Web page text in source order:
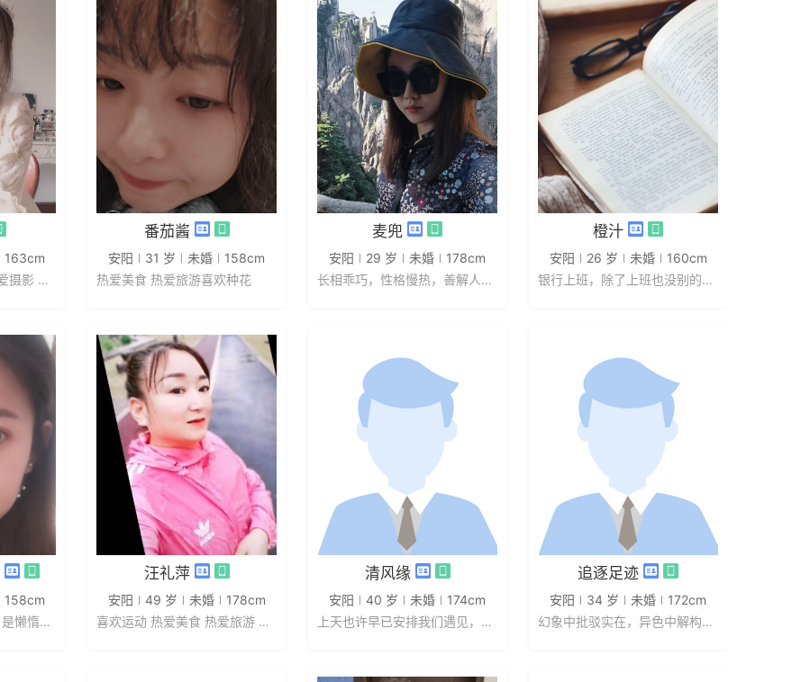
163cm
喜欢运动 热爱美食 热爱摄影 我合...
发私信
番茄酱
安阳 31 岁 未婚
158cm
热爱美食 热爱旅游喜欢种花
发私信
麦兜
安阳 29 岁 未婚
178cm
长相乖巧，性格慢热，善解人意，心...
发私信
橙汁
安阳 26 岁 未婚
160cm
银行上班，除了上班也没别的爱好，...
158cm
婚姻是勤劳者的福利，是懒惰者的枷...
发私信
汪礼萍
安阳 49 岁 未婚
178cm
喜欢运动 热爱美食 热爱旅游 喜欢...
发私信
清风缘
安阳 40 岁 未婚
174cm
上天也许早已安排我们遇见，指引我...
发私信
追逐足迹
安阳 34 岁 未婚
172cm
幻象中批驳实在，异色中解构灰蓝；...